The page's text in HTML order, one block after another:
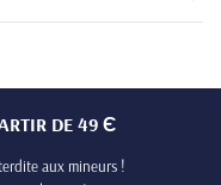
DE 49 Є
aux mineurs !